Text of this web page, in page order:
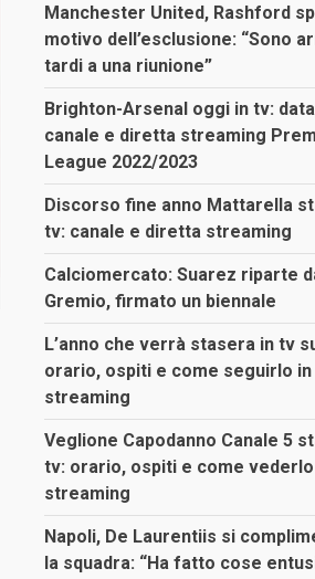
Manchester United, Rashford
motivo dell’esclusione: “Sono
tardi a una riunione”
Brighton-Arsenal oggi in tv:
canale e diretta streaming
League 2022/2023
Discorso fine anno Mattarella
tv: canale e diretta streaming
Calciomercato: Suarez riparte
Gremio, firmato un biennale
L’anno che verrà stasera in tv
orario, ospiti e come seguirlo in
streaming
Veglione Capodanno Canale 5
tv: orario, ospiti e come
streaming
Napoli, De Laurentiis si
la squadra: “Ha fatto cose